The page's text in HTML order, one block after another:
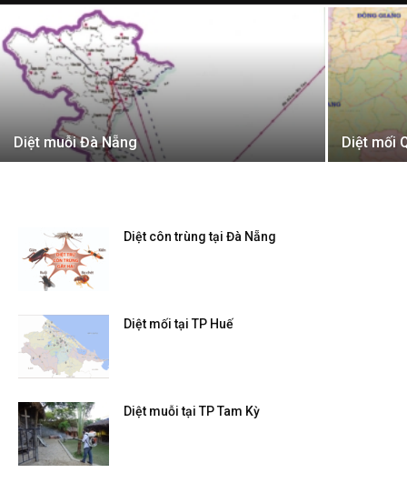
Diệt muỗi Đà Nẵng Diệt mối
Diệt côn trùng tại Đà Nẵng
Diệt mối tại TP Huế
Diệt muỗi tại TP Tam Kỳ